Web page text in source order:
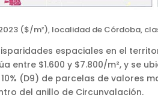
($/m²), localidad de Córdoba,
espaciales en el
$1.600 y $7.800/m², y se
(D9) de parcelas de valores
del anillo de Circunvalación.